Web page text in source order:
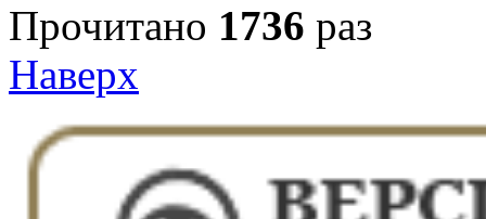
Прочитано 1736 раз
Наверх